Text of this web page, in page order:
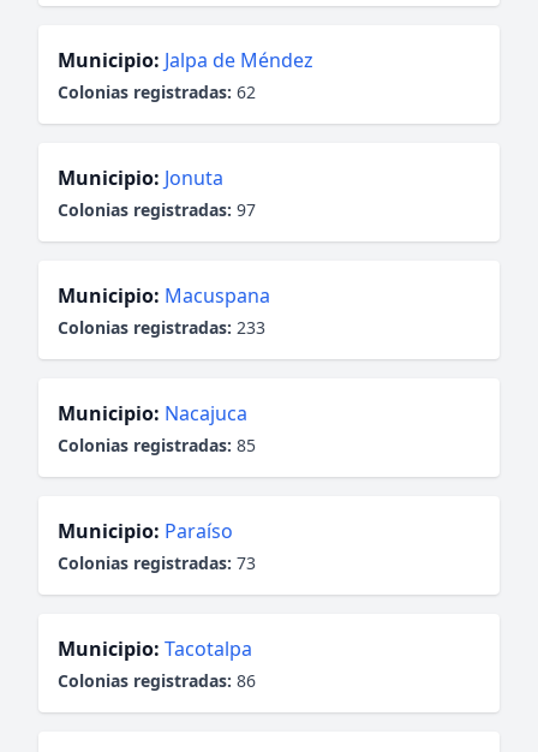
Municipio: Jalpa de Méndez
Colonias registradas: 62
Municipio: Jonuta
Colonias registradas: 97
Municipio: Macuspana
Colonias registradas: 233
Municipio: Nacajuca
Colonias registradas: 85
Municipio: Paraíso
Colonias registradas: 73
Municipio: Tacotalpa
Colonias registradas: 86